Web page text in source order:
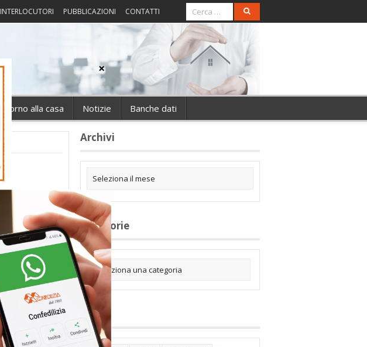
INTERLOCUTORI PUBBLICAZIONI CONTATTI
Intorno alla casa Notizie Banche dati
Archivi
Categorie
Tag